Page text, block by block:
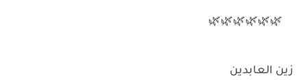
🌿🌿🌿🌿🌿🌿
زين العابدين